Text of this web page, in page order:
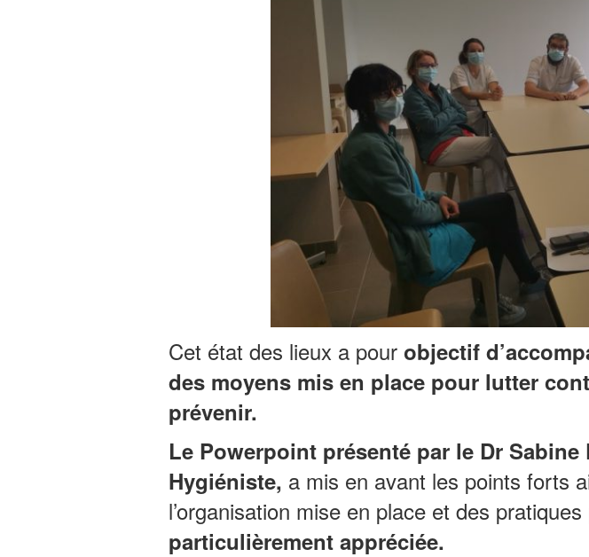
Cet état des lieux a pour objectif
des moyens mis en place pour lutter
prévenir.
Le Powerpoint présenté par le Dr
Hygiéniste, a mis en avant les points forts
l’organisation mise en place et des
particulièrement appréciée.